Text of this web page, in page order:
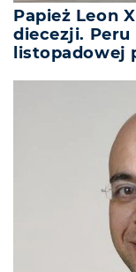
Papież Leon
diecezji.
listopadowej